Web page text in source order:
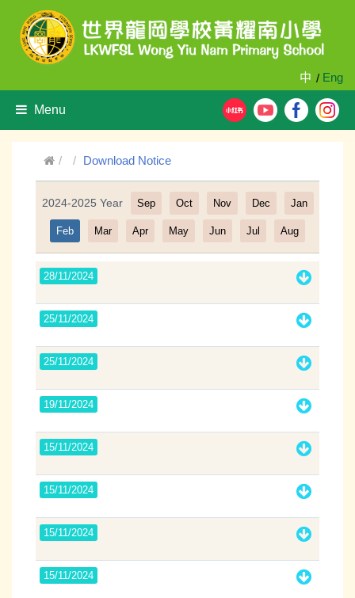
中 / Eng
Menu
Download Notice
Filter
2024-2025 Year Sep Oct Nov Dec Jan
Feb Mar Apr May Jun Jul Aug
28/11/2024
25/11/2024
25/11/2024
19/11/2024
15/11/2024
15/11/2024
15/11/2024
15/11/2024